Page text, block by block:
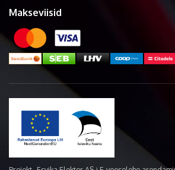
Makseviisid